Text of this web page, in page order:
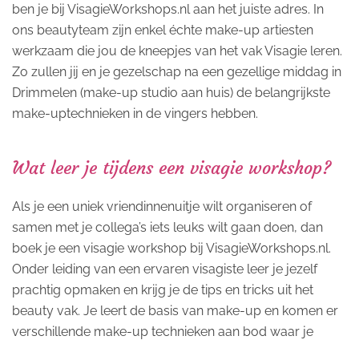
ben je bij VisagieWorkshops.nl aan het juiste adres. In
ons beautyteam zijn enkel échte make-up artiesten
werkzaam die jou de kneepjes van het vak Visagie leren.
Zo zullen jij en je gezelschap na een gezellige middag in
Drimmelen (make-up studio aan huis) de belangrijkste
make-uptechnieken in de vingers hebben.
Wat leer je tijdens een visagie workshop?
Als je een uniek vriendinnenuitje wilt organiseren of
samen met je collega’s iets leuks wilt gaan doen, dan
boek je een visagie workshop bij VisagieWorkshops.nl.
Onder leiding van een ervaren visagiste leer je jezelf
prachtig opmaken en krijg je de tips en tricks uit het
beauty vak. Je leert de basis van make-up en komen er
verschillende make-up technieken aan bod waar je